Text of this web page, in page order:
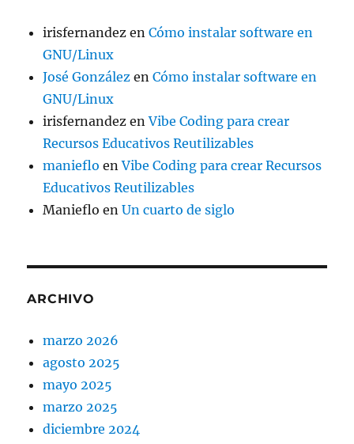
irisfernandez enCómo instalar software en
GNU/Linux
José González enCómo instalar software en
GNU/Linux
irisfernandez enVibe Coding para crear
Recursos Educativos Reutilizables
manieflo enVibe Coding para crear Recursos
Educativos Reutilizables
Manieflo enUn cuarto de siglo
ARCHIVO
marzo 2026
agosto 2025
mayo 2025
marzo 2025
diciembre 2024